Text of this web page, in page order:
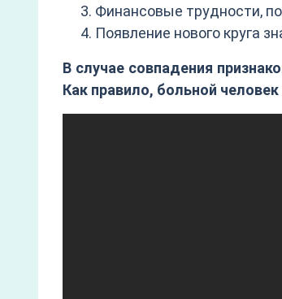
Финансовые трудности,
Появление нового круга
В случае совпадения
Как правило, больной